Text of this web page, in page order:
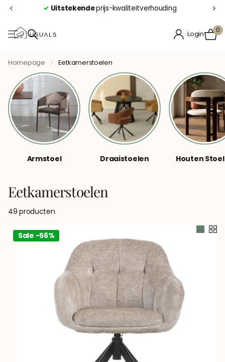
Uitstekendeprijs-kwaliteitverhouding
Login 0
Homepage Eetkamerstoelen
Armstoel Draaistoelen Houten
Eetkamerstoelen
49 producten
Sale -56%